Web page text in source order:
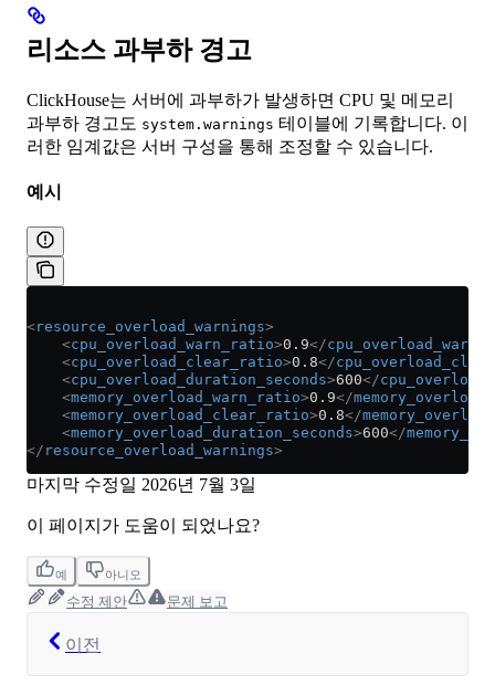
리소스 과부하 경고
ClickHouse는 서버에 과부하가 발생하면 CPU 및 메모리
과부하 경고도 system.warnings 테이블에 기록합니다. 이
러한 임계값은 서버 구성을 통해 조정할 수 있습니다.
예시
<resource_overload_warnings>
    <
cpu_overload_warn_ratio>0.9</
    <
cpu_overload_clear_ratio>0.8</
    <
cpu_overload_duration_seconds>600</
    <
memory_overload_warn_ratio>0.9</
    <
memory_overload_clear_ratio>0.8</
    <
memory_overload_duration_seconds>600</
</ resource_overload_warnings>
마지막 수정일 2026년 7월 3일
이 페이지가 도움이 되었나요?
예 아니오
수정 제안 문제 보고
이전